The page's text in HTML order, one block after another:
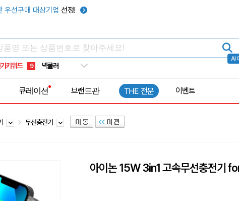
우선구매 대상기업 선정!
AI
키워드
5 키캡
8 쿨토시
9 넥쿨러
1 선풍기
큐레이션 브랜드관 THE 전문 이벤트
무선충전기
아이논 15W 3in1 고속무선충전기